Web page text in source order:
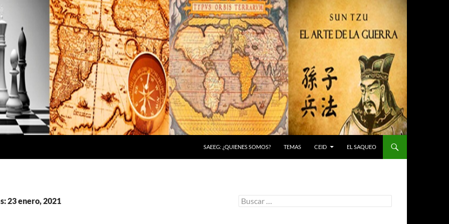
SAEEG: ¿QUIENES SOMOS? TEMAS CEID EL SAQUEO
23 enero, 2021 Buscar: